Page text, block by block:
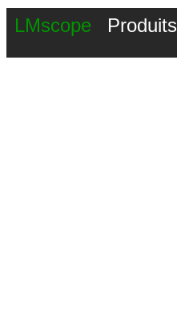
LMscope Produits